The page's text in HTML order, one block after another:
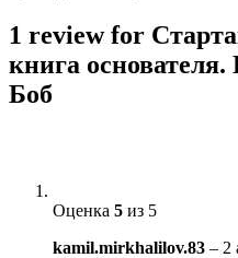
1 review for
книга
Боб
Оценка 5 из 5
kamil.mirkhalilov.83 – 2